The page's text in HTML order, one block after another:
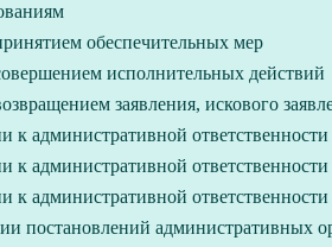
обеспечительных мер
исполнительных действий
заявления, искового
к административной ответственности
к административной
к административной
постановлений административных